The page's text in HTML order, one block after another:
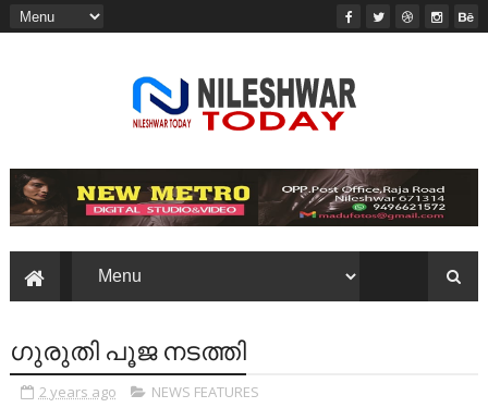
ഗുരുതി പൂജ നടത്തി
2 years ago NEWS FEATURES